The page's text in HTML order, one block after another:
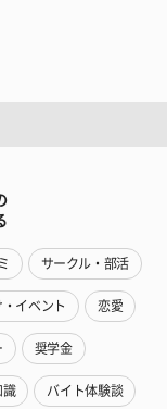
サークル・部活
イベント 恋愛
奨学金
識 バイト体験談